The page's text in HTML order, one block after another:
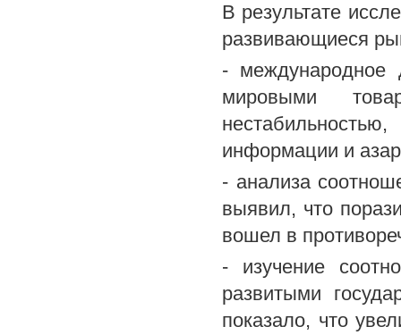
В результате
развивающиеся
- международное
мировыми
информации и
- анализа
выявил, что
вошел в
- изучение
развитыми
показало, что